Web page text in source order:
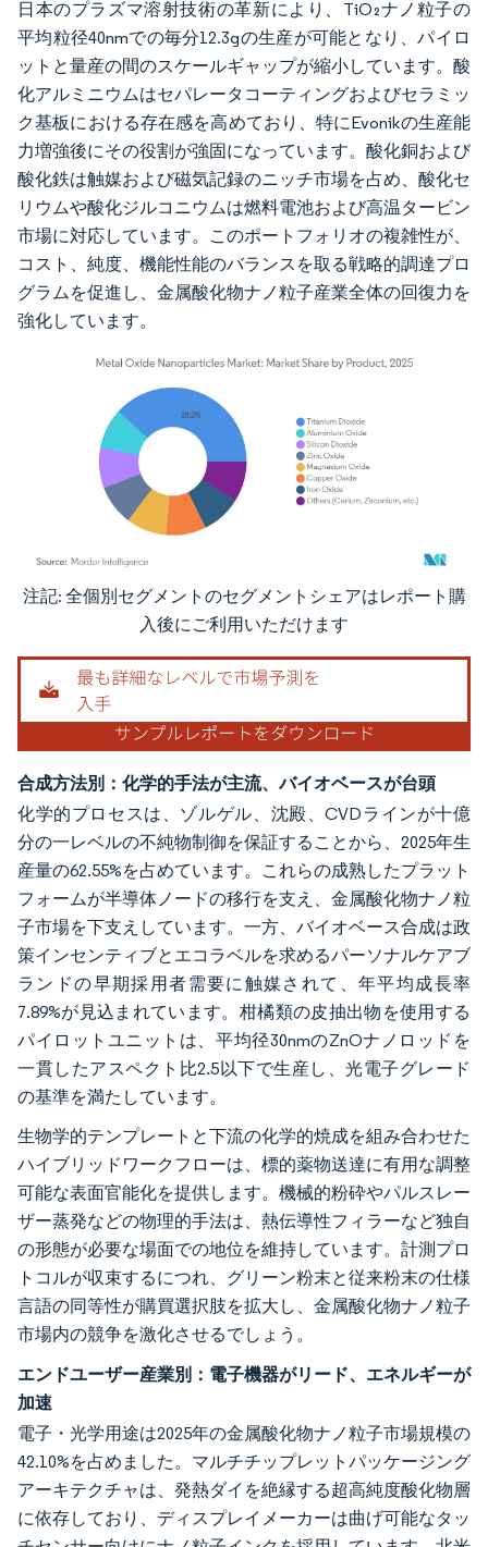
日本のプラズマ溶射技術の革新により、TiO₂ナノ粒子の
平均粒径40nmでの毎分12.3gの生産が可能となり、パイロ
ットと量産の間のスケールギャップが縮小しています。酸
化アルミニウムはセパレータコーティングおよびセラミッ
ク基板における存在感を高めており、特にEvonikの生産能
力増強後にその役割が強固になっています。酸化銅および
酸化鉄は触媒および磁気記録のニッチ市場を占め、酸化セ
リウムや酸化ジルコニウムは燃料電池および高温タービン
市場に対応しています。このポートフォリオの複雑性が、
コスト、純度、機能性能のバランスを取る戦略的調達プロ
グラムを促進し、金属酸化物ナノ粒子産業全体の回復力を
強化しています。
画像 © Mordor Intelligence。再利用にはCC BY 4.0の表示が必要です。
注記: 全個別セグメントのセグメントシェアはレポート購
入後にご利用いただけます
合成方法別：化学的手法が主流、バイオベースが台頭
化学的プロセスは、ゾルゲル、沈殿、CVDラインが十億
分の一レベルの不純物制御を保証することから、2025年生
産量の62.55%を占めています。これらの成熟したプラット
フォームが半導体ノードの移行を支え、金属酸化物ナノ粒
子市場を下支えしています。一方、バイオベース合成は政
策インセンティブとエコラベルを求めるパーソナルケアブ
ランドの早期採用者需要に触媒されて、年平均成長率
7.89%が見込まれています。柑橘類の皮抽出物を使用する
パイロットユニットは、平均径30nmのZnOナノロッドを
一貫したアスペクト比2.5以下で生産し、光電子グレード
の基準を満たしています。
生物学的テンプレートと下流の化学的焼成を組み合わせた
ハイブリッドワークフローは、標的薬物送達に有用な調整
可能な表面官能化を提供します。機械的粉砕やパルスレー
ザー蒸発などの物理的手法は、熱伝導性フィラーなど独自
の形態が必要な場面での地位を維持しています。計測プロ
トコルが収束するにつれ、グリーン粉末と従来粉末の仕様
言語の同等性が購買選択肢を拡大し、金属酸化物ナノ粒子
市場内の競争を激化させるでしょう。
エンドユーザー産業別：電子機器がリード、エネルギーが
加速
電子・光学用途は2025年の金属酸化物ナノ粒子市場規模の
42.10%を占めました。マルチチップレットパッケージング
アーキテクチャは、発熱ダイを絶縁する超高純度酸化物層
に依存しており、ディスプレイメーカーは曲げ可能なタッ